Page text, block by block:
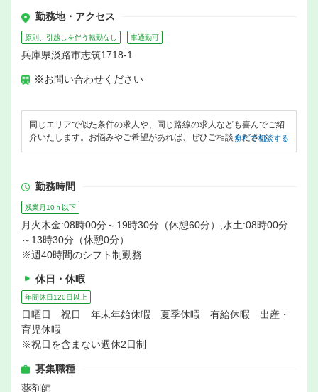
勤務地・アクセス
原則、引越しを伴う転勤なし 車通勤可
兵庫県淡路市志筑1718-1
※お問い合わせください
同じエリアで似た条件の求人や、同じ路線の求人なども喜んでご紹
介いたします。お悩みやご希望があれば、ぜひご相談ください。
無料で相談する
勤務時間
残業月10ｈ以下
月火木金:08時00分～19時30分（休憩60分）,水土:08時00分
～13時30分（休憩0分）
※週40時間のシフト制勤務
休日・休暇
年間休日120日以上
日曜日 祝日 年末年始休暇 夏季休暇 有給休暇 出産・
育児休暇
※祝日を含まない週休2日制
募集職種
薬剤師